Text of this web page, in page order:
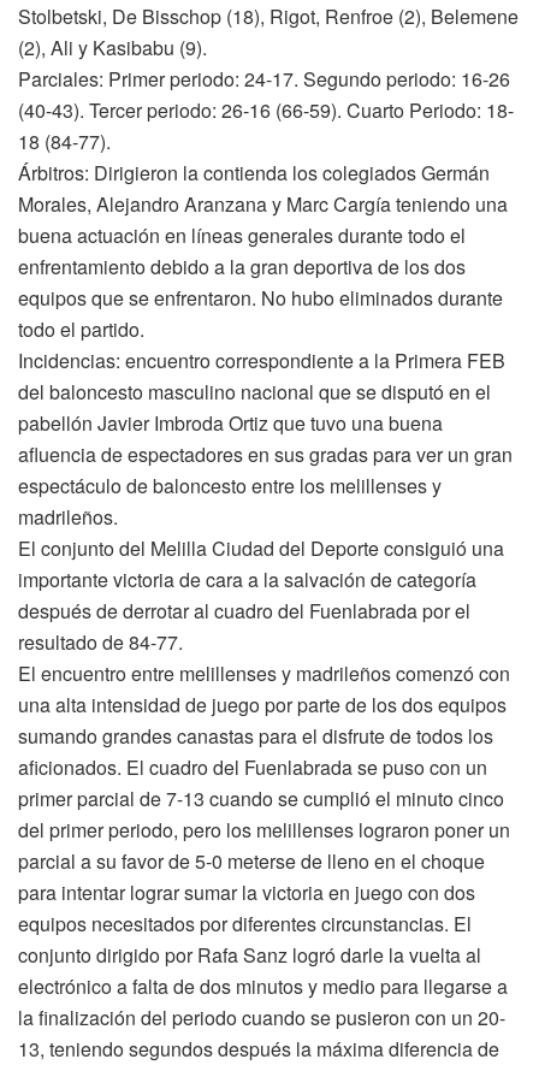
Stolbetski, De Bisschop (18), Rigot, Renfroe (2), Belemene
(2), Ali y Kasibabu (9).
Parciales: Primer periodo: 24-17. Segundo periodo: 16-26
(40-43). Tercer periodo: 26-16 (66-59). Cuarto Periodo: 18-
18 (84-77).
Árbitros: Dirigieron la contienda los colegiados Germán
Morales, Alejandro Aranzana y Marc Cargía teniendo una
buena actuación en líneas generales durante todo el
enfrentamiento debido a la gran deportiva de los dos
equipos que se enfrentaron. No hubo eliminados durante
todo el partido.
Incidencias: encuentro correspondiente a la Primera FEB
del baloncesto masculino nacional que se disputó en el
pabellón Javier Imbroda Ortiz que tuvo una buena
afluencia de espectadores en sus gradas para ver un gran
espectáculo de baloncesto entre los melillenses y
madrileños.
El conjunto del Melilla Ciudad del Deporte consiguió una
importante victoria de cara a la salvación de categoría
después de derrotar al cuadro del Fuenlabrada por el
resultado de 84-77.
El encuentro entre melillenses y madrileños comenzó con
una alta intensidad de juego por parte de los dos equipos
sumando grandes canastas para el disfrute de todos los
aficionados. El cuadro del Fuenlabrada se puso con un
primer parcial de 7-13 cuando se cumplió el minuto cinco
del primer periodo, pero los melillenses lograron poner un
parcial a su favor de 5-0 meterse de lleno en el choque
para intentar lograr sumar la victoria en juego con dos
equipos necesitados por diferentes circunstancias. El
conjunto dirigido por Rafa Sanz logró darle la vuelta al
electrónico a falta de dos minutos y medio para llegarse a
la finalización del periodo cuando se pusieron con un 20-
13, teniendo segundos después la máxima diferencia de